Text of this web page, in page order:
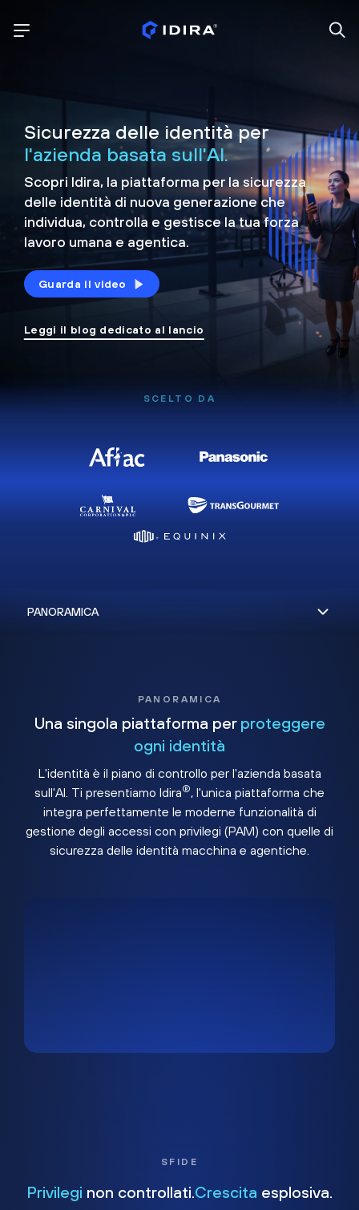
Sicurezza delle identità per
l'azienda basata sull'AI.
Scopri Idira, la piattaforma per la sicurezza
delle identità di nuova generazione che
individua, controlla e gestisce la tua forza
lavoro umana e agentica.
Guarda il video
Leggi il blog dedicato al lancio
SCELTO DA
PANORAMICA
Una singola piattaforma per proteggere
ogni identità
L'identità è il piano di controllo per l'azienda basata
sull'AI. Ti presentiamo Idira®, l'unica piattaforma che
integra perfettamente le moderne funzionalità di
gestione degli accessi con privilegi (PAM) con quelle di
sicurezza delle identità macchina e agentiche.
SFIDE
Privilegi non controllati. Crescita esplosiva.